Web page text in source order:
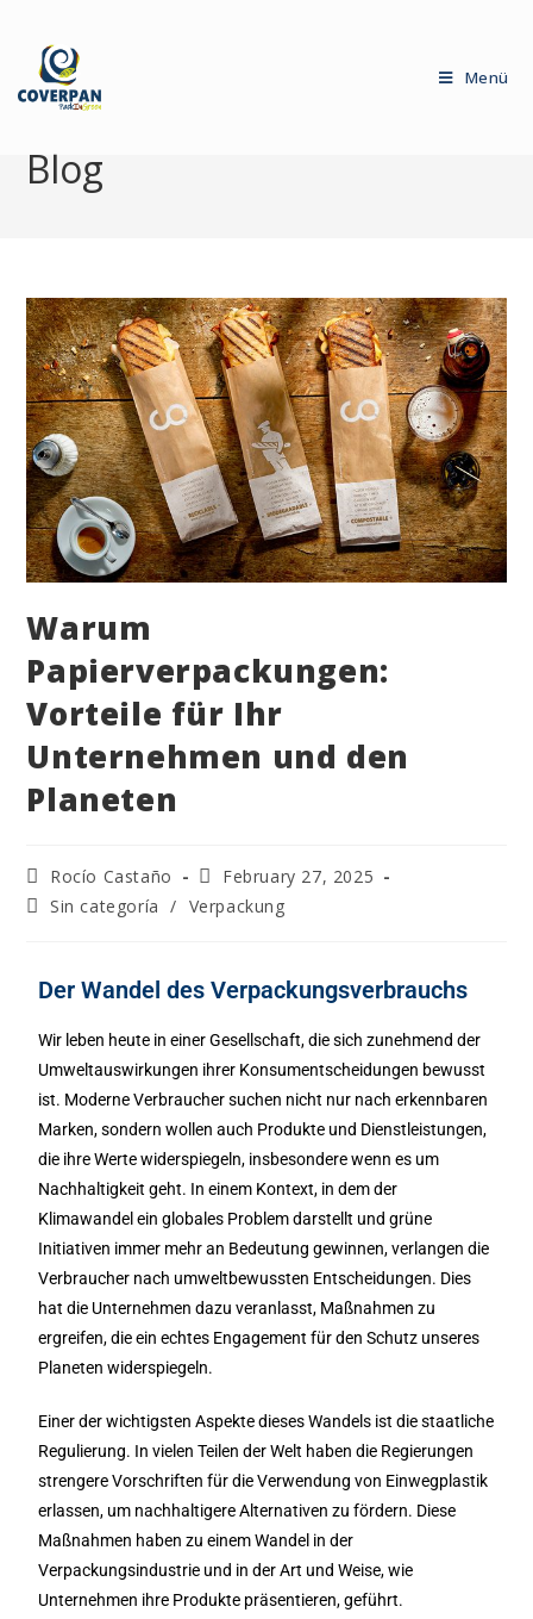
Menü
Blog
Warum
Papierverpackungen:
Vorteile für Ihr
Unternehmen und den
Planeten
Rocío Castaño
February 27, 2025
Sin categoría
/ Verpackung
Der Wandel des Verpackungsverbrauchs
Wir leben heute in einer Gesellschaft, die sich zunehmend der
Umweltauswirkungen ihrer Konsumentscheidungen bewusst
ist. Moderne Verbraucher suchen nicht nur nach erkennbaren
Marken, sondern wollen auch Produkte und Dienstleistungen,
die ihre Werte widerspiegeln, insbesondere wenn es um
Nachhaltigkeit geht. In einem Kontext, in dem der
Klimawandel ein globales Problem darstellt und grüne
Initiativen immer mehr an Bedeutung gewinnen, verlangen die
Verbraucher nach umweltbewussten Entscheidungen. Dies
hat die Unternehmen dazu veranlasst, Maßnahmen zu
ergreifen, die ein echtes Engagement für den Schutz unseres
Planeten widerspiegeln.
Einer der wichtigsten Aspekte dieses Wandels ist die staatliche
Regulierung. In vielen Teilen der Welt haben die Regierungen
strengere Vorschriften für die Verwendung von Einwegplastik
erlassen, um nachhaltigere Alternativen zu fördern. Diese
Maßnahmen haben zu einem Wandel in der
Verpackungsindustrie und in der Art und Weise, wie
Unternehmen ihre Produkte präsentieren, geführt.